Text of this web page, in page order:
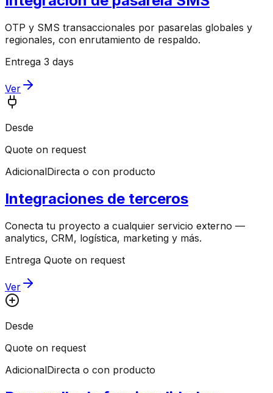
OTP y SMS transaccionales por pasarelas globales y
regionales, con enrutamiento de respaldo.
Entrega 3 days
Ver
Desde
Quote on request
AdicionalDirecta o con producto
Integraciones de terceros
Conecta tu proyecto a cualquier servicio externo —
analytics, CRM, logística, marketing y más.
Entrega Quote on request
Ver
Desde
Quote on request
AdicionalDirecta o con producto